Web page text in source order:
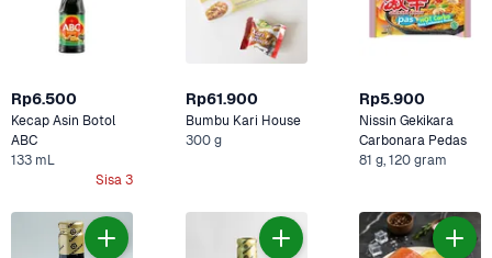
Rp6.500
Kecap Asin Botol
ABC
133 mL
Sisa 3
Rp61.900
Bumbu Kari House
300 g
Rp5.900
Nissin Gekikara
81 g, 120 gram